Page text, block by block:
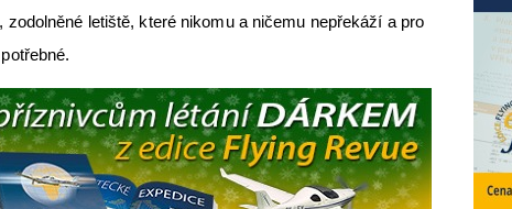
letiště, které nikomu a ničemu nepřekáží a pro